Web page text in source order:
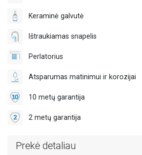
Keraminė galvutė
Ištraukiamas snapelis
Perlatorius
Atsparumas matinimui ir korozijai
10 metų garantija
2 metų garantija
Prekė detaliau